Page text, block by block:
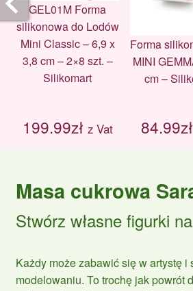
GEL01M Forma
silikonowa do Lodów
Mini Classic – 6,9 x
3,8 cm – 2×8 szt. –
Silikomart
199.99zł z Vat
Forma
MINI
cm –
84.99zł
Masa cukrowa
Stwórz własne figurki
Każdy może zabawić się w artystę i
modelowaniu. To trochę jak powrót